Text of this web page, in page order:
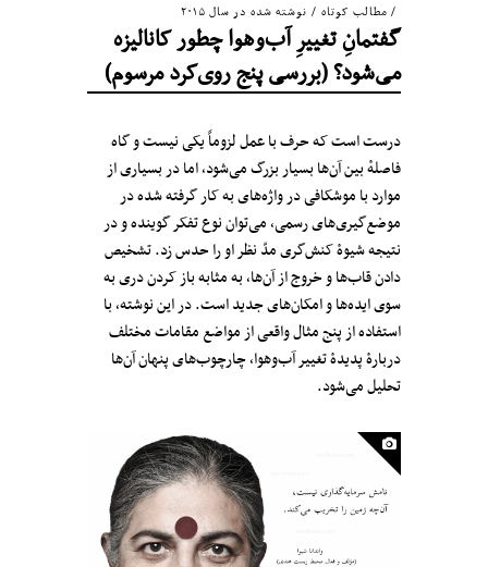
مطالب کوتاه / نوشته شده در سال ۲۰۱۵
گفتمانِ تغییرِ آب‌و‌هوا چطور کانالیزه
می‌شود؟ (بررسی پنج روی‌کرد مرسوم)
درست است که حرف‌ با عمل لزوماً یکی نیست و گاه
فاصلهٔ بین آن‌ها بسیار بزرگ می‌شود، اما در بسیاری از
موارد با موشکافی در واژه‌های به کار گرفته شده در
موضع‌گیری‌های رسمی، می‌توان نوع تفکر گوینده و در
نتیجه شیوهٔ کنش‌گری‌ مدّ نظر او را حدس زد. تشخیص
دادن قاب‌ها و خروج از آن‌ها، به مثابه باز کردن دری به
سوی ایده‌ها و امکان‌های جدید است. در این نوشته، با
استفاده از پنج مثال‌ واقعی از مواضع مقامات مختلف
دربارهٔ پدیده‌ٔ تغییر آب‌و‌هوا، چارچوب‌های پنهان ‌آن‌ها
تحلیل می‌شود.